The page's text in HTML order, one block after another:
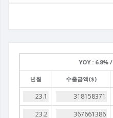
YOY : 6.8% /
년월 수출금액($)